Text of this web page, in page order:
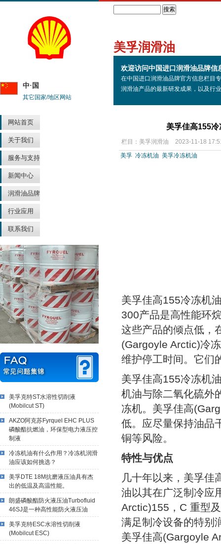
中·国
其它国家/地区网站
网站首页
关于我们
服务与支持
新闻中心
润滑油品牌
行业应用
联系我们
美孚克特ST水溶性切削液
(Mobilcut ST)
AKZO阿克苏Fyrquel EHC PLUS
磷酸酯抗燃油，环保型电力液压控
制液
冷冻机油有什么作用？冷冻机润滑
油应该如何挑选？
美孚DTE 18M抗磨液压油具有杰
出的低温及高温性能。
朗盛磷酸酯防火液压油Turbofluid
46SJ是一种高性能防火液压油
美孚克特ESC水溶性切削液
(Mobilcut ESC)
美孚润滑油
欢迎访问中国进口润滑油品牌信
在中国进口润滑油品牌官方信息栏目
润滑油产品的最新研发成果，以及行
美孚佳高155
栏目： 美孚润滑油
2023-11-18
美孚 冷冻机油 美孚冷冻机油
美孚佳高155冷冻机
300产品是高性能环
这些产品的倾点低，
(Gargoyle Arctic)冷
维护停工时间。它们
美孚佳高155冷冻机
机油与除二氧化硫外
冻机。美孚佳高
低。应尽量保持油品
铜等风险。
特性与优点
几十年以来，美孚佳
油以其在广泛制冷应
Arctic)155，C 重型
满足制冷设备的特别
美孚佳高(Gargoyle